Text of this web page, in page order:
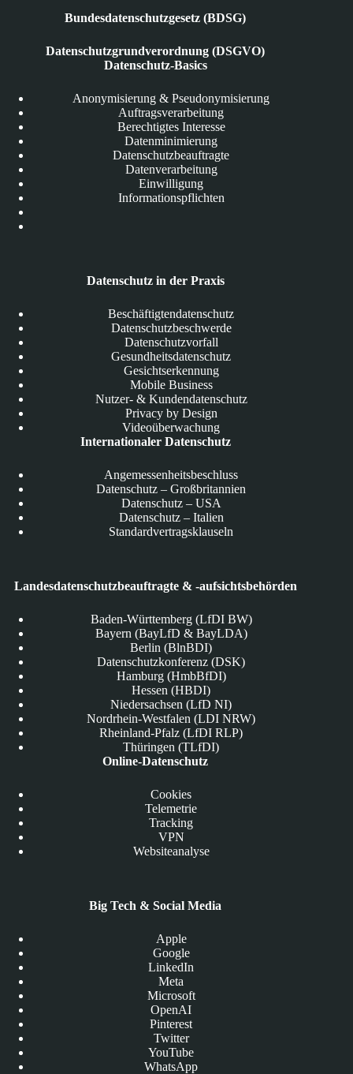
Bundesdatenschutzgesetz (BDSG)
Datenschutzgrundverordnung (DSGVO)
Datenschutz-Basics
Anonymisierung & Pseudonymisierung
Auftragsverarbeitung
Berechtigtes Interesse
Datenminimierung
Datenschutzbeauftragte
Datenverarbeitung
Einwilligung
Informationspflichten
Datenschutz in der Praxis
Beschäftigtendatenschutz
Datenschutzbeschwerde
Datenschutzvorfall
Gesundheitsdatenschutz
Gesichtserkennung
Mobile Business
Nutzer- & Kundendatenschutz
Privacy by Design
Videoüberwachung
Internationaler Datenschutz
Angemessenheitsbeschluss
Datenschutz – Großbritannien
Datenschutz – USA
Datenschutz – Italien
Standardvertragsklauseln
Landesdatenschutzbeauftragte & -aufsichtsbehörden
Baden-Württemberg (LfDI BW)
Bayern (BayLfD & BayLDA)
Berlin (BlnBDI)
Datenschutzkonferenz (DSK)
Hamburg (HmbBfDI)
Hessen (HBDI)
Niedersachsen (LfD NI)
Nordrhein-Westfalen (LDI NRW)
Rheinland-Pfalz (LfDI RLP)
Thüringen (TLfDI)
Online-Datenschutz
Cookies
Telemetrie
Tracking
VPN
Websiteanalyse
Big Tech & Social Media
Apple
Google
LinkedIn
Meta
Microsoft
OpenAI
Pinterest
Twitter
YouTube
WhatsApp